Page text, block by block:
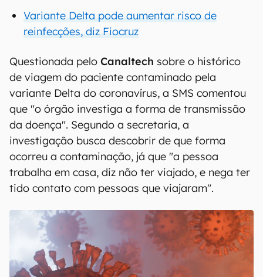
Variante Delta pode aumentar risco de
reinfecções, diz Fiocruz
Questionada pelo Canaltech sobre o histórico
de viagem do paciente contaminado pela
variante Delta do coronavírus, a SMS comentou
que "o órgão investiga a forma de transmissão
da doença". Segundo a secretaria, a
investigação busca descobrir de que forma
ocorreu a contaminação, já que "a pessoa
trabalha em casa, diz não ter viajado, e nega ter
tido contato com pessoas que viajaram".